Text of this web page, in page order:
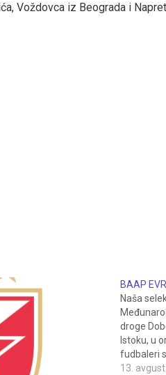
Voždovca iz Beograda i
BAAP
Naša
droge
Istoku, u
fudbaleri
malo
13.